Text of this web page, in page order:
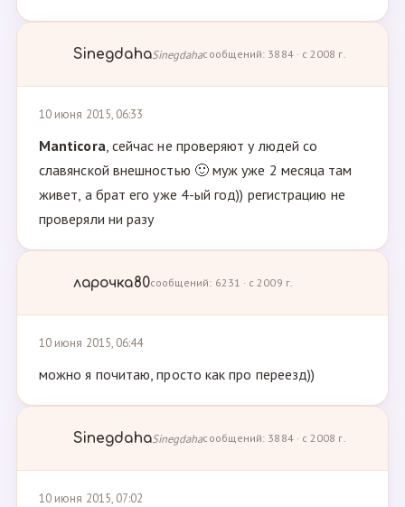
SinegdahaSinegdahaсообщений: 3884 · с 2008 г.
10 июня 2015, 06:33
Manticora, сейчас не проверяют у людей со
славянской внешностью 🙂 муж уже 2 месяца там
живет, а брат его уже 4-ый год)) регистрацию не
проверяли ни разу
ларочка80сообщений: 6231 · с 2009 г.
10 июня 2015, 06:44
можно я почитаю, просто как про переезд))
SinegdahaSinegdahaсообщений: 3884 · с 2008 г.
10 июня 2015, 07:02